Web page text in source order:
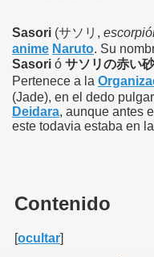
Sasori (サソリ,
anime Naruto. Su
Sasori ó サソリの赤い砂
Pertenece a la
(Jade), en el dedo
Deidara, aunque antes
este todavia estaba en
Contenido
[ocultar]